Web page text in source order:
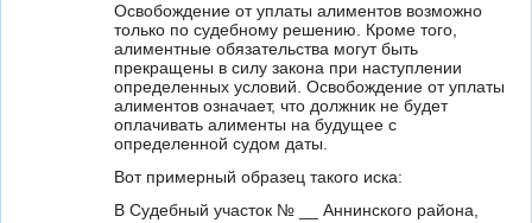
Освобождение от уплаты алиментов возможно
только по судебному решению. Кроме того,
алиментные обязательства могут быть
прекращены в силу закона при наступлении
определенных условий. Освобождение от уплаты
алиментов означает, что должник не будет
оплачивать алименты на будущее с
определенной судом даты.
Вот примерный образец такого иска:
В Судебный участок № __ Аннинского района,